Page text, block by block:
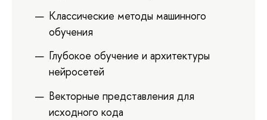
Классические методы машинного
обучения
Глубокое обучение и архитектуры
нейросетей
Векторные представления для
исходного кода